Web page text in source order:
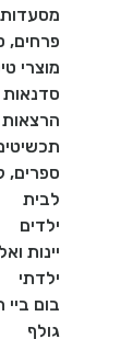
פרחים,
מוצרי
סדנאות
הרצאות
ספרים,
לבית
ילדים
יינות
ילדתי
בום ביי
גולף